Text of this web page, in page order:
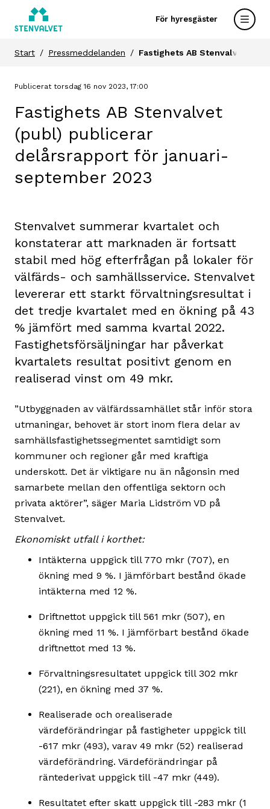
För hyresgäster
Start Pressmeddelanden Fastighets AB Stenvalvet
Publicerat torsdag 16 nov 2023, 17:00
Fastighets AB Stenvalvet
(publ) publicerar
delårsrapport för januari-
september 2023
Stenvalvet summerar kvartalet och
konstaterar att marknaden är fortsatt
stabil med hög efterfrågan på lokaler för
välfärds- och samhällsservice. Stenvalvet
levererar ett starkt förvaltningsresultat i
det tredje kvartalet med en ökning på 43
% jämfört med samma kvartal 2022.
Fastighetsförsäljningar har påverkat
kvartalets resultat positivt genom en
realiserad vinst om 49 mkr.
”Utbyggnaden av välfärdssamhället står inför stora
utmaningar, behovet är stort inom flera delar av
samhällsfastighetssegmentet samtidigt som
kommuner och regioner går med kraftiga
underskott. Det är viktigare nu än någonsin med
samarbete mellan den offentliga sektorn och
privata aktörer”, säger Maria Lidström VD på
Stenvalvet.
Ekonomiskt utfall i korthet:
Intäkterna uppgick till 770 mkr (707), en
ökning med 9 %. I jämförbart bestånd ökade
intäkterna med 12 %.
Driftnettot uppgick till 561 mkr (507), en
ökning med 11 %. I jämförbart bestånd ökade
driftnettot med 13 %.
Förvaltningsresultatet uppgick till 302 mkr
(221), en ökning med 37 %.
Realiserade och orealiserade
värdeförändringar på fastigheter uppgick till
-617 mkr (493), varav 49 mkr (52) realiserad
värdeförändring. Värdeförändringar på
räntederivat uppgick till -47 mkr (449).
Resultatet efter skatt uppgick till -283 mkr (1